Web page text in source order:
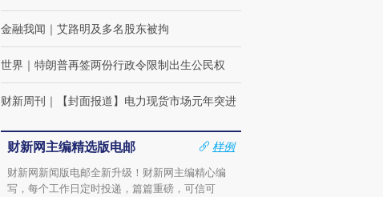
金融我闻 ｜ 艾路明及多名股东被拘
世界 ｜ 特朗普再签两份行政令限制出生公民权
财新周刊 ｜ 【封面报道】电力现货市场元年突进
财新网主编精选版电邮
样例
财新网新闻版电邮全新升级！财新网主编精心编
写，每个工作日定时投递，篇篇重磅，可信可